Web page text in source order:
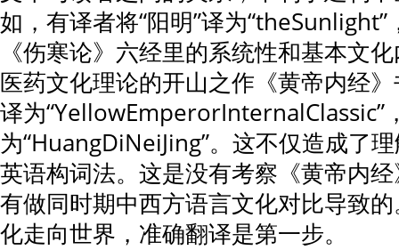
如，有译者将“阳明”译为“theSunlight”
《伤寒论》六经里的系统性和基本文
医药文化理论的开山之作《黄帝内经
译为“YellowEmperorInternalClassic”
为“HuangDiNeiJing”。这不仅造成了
英语构词法。这是没有考察《黄帝内
有做同时期中西方语言文化对比导致
化走向世界，准确翻译是第一步。